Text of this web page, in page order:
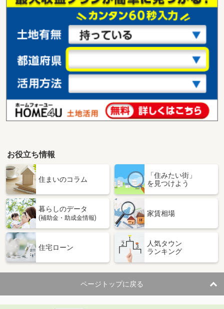
お役立ち情報
住まいのコラム
「住みたい街」
を見つけよう
暮らしのデータ
(補助金・助成金情報)
家賃相場
住宅ローン
人気タウン
ランキング
ページトップに戻る